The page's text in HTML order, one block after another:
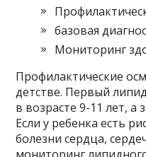
базовая
Мониторинг
Профилактические
детстве. Первый
в возрасте 9-11 лет, а
Если у ребенка есть
болезни сердца,